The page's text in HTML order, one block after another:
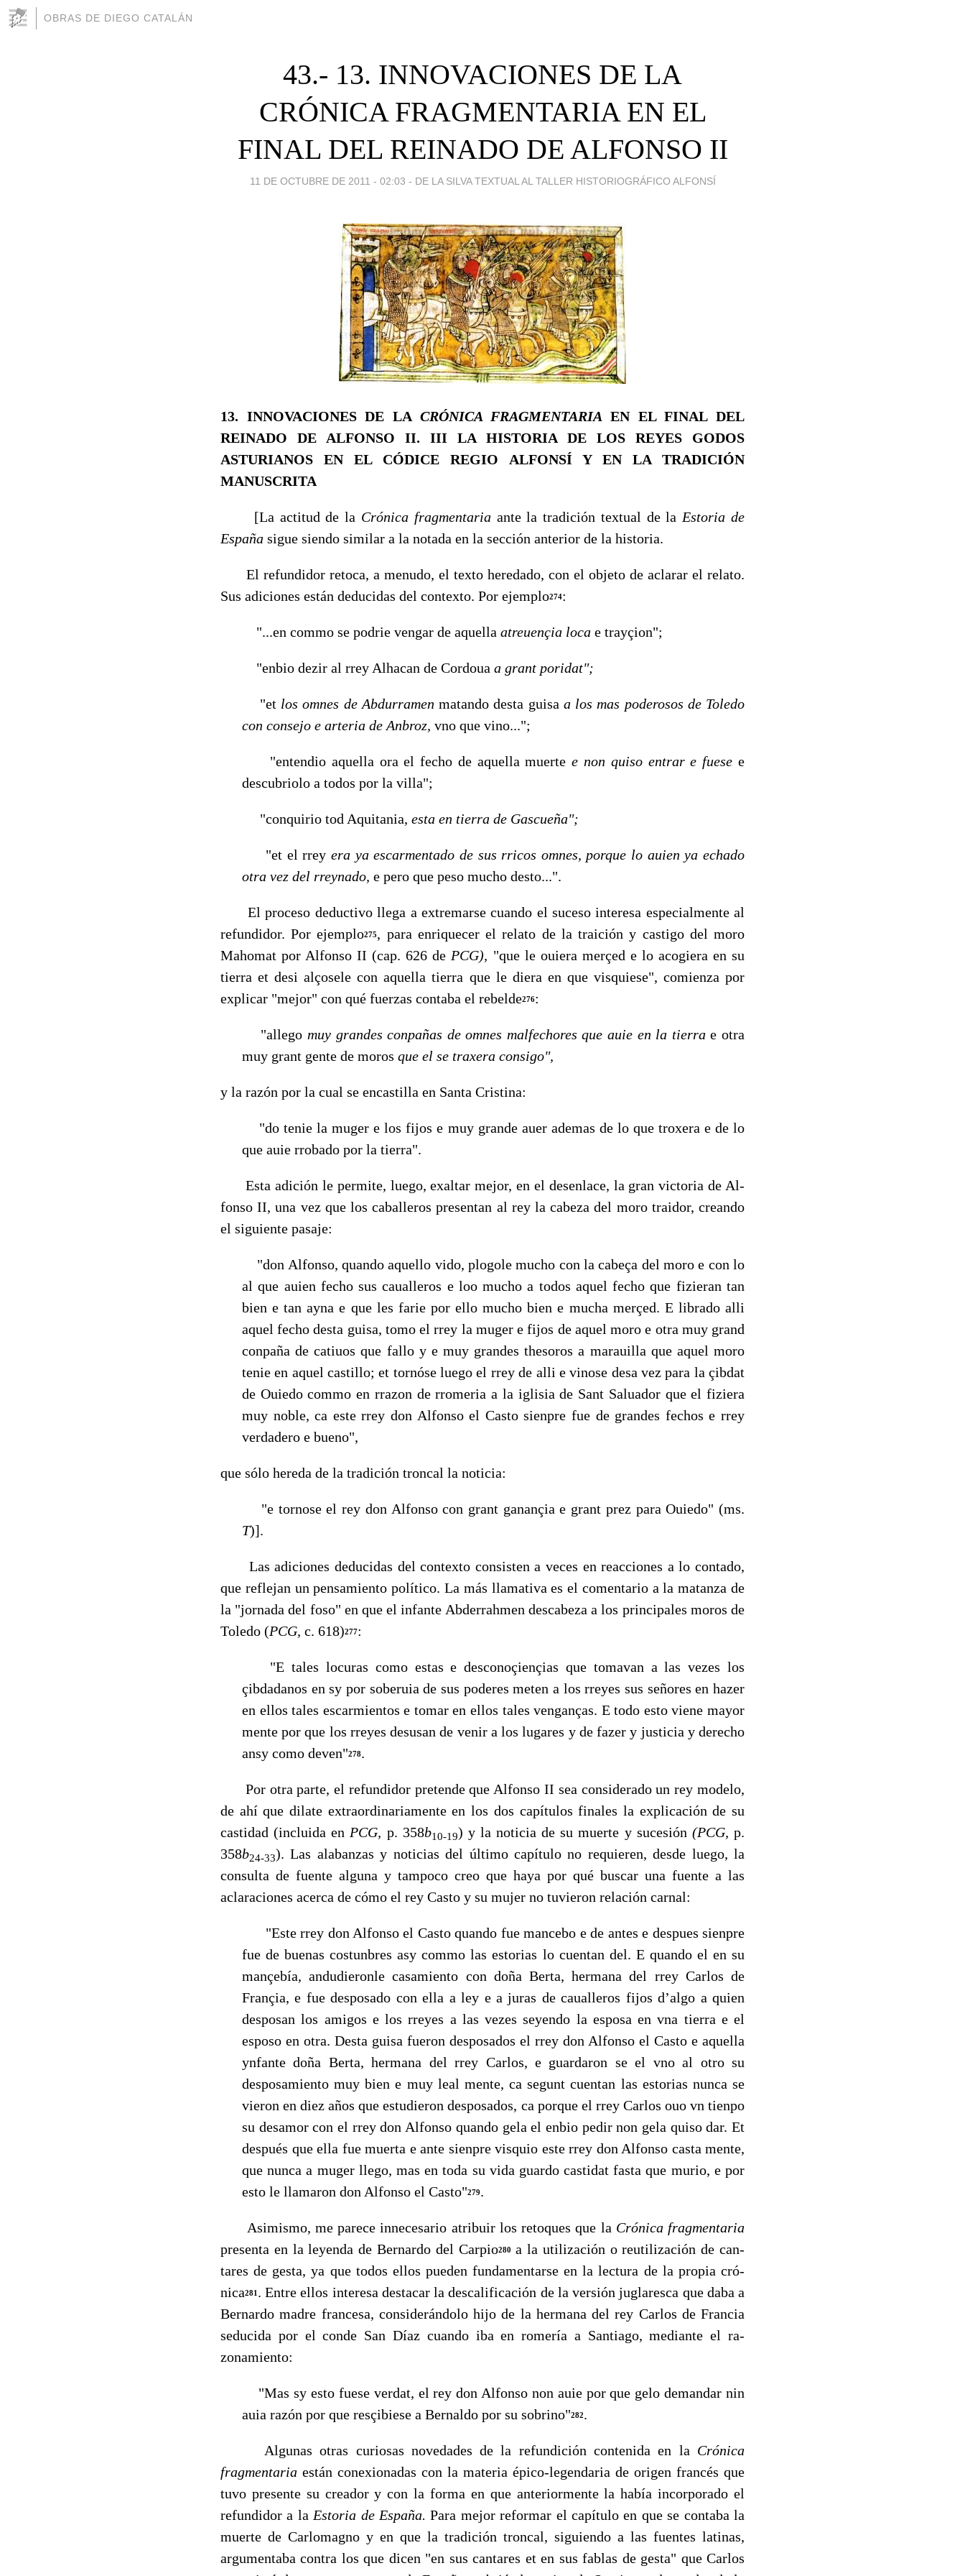
OBRAS DE DIEGO CATALÁN
43.- 13. INNOVACIONES DE LA
CRÓNICA FRAGMENTARIA EN EL
FINAL DEL REINADO DE ALFONSO II
11 DE OCTUBRE DE 2011 - 02:03 - DE LA SILVA TEXTUAL AL TALLER HISTORIOGRÁFICO ALFONSÍ
13. INNOVACIONES DE LA CRÓNICA FRAGMENTARIAEN EL FINAL DEL
REINADO DE ALFONSO II. III LA HISTORIA DE LOS REYES GODOS
ASTURIANOS
EN EL CÓDICE REGIO ALFONSÍ Y EN LA
TRADICIÓN
MANUSCRITA
[La actitud de la Crónica fragmentaria ante la tradición textual de la Estoria de
España sigue siendo similar a la notada en la sección anterior de la historia.
El refundidor retoca, a menudo, el texto heredado, con el objeto de aclarar el relato.
Sus adiciones están deducidas del contexto. Por ejemplo274:
"...en commo se podrie vengar de aquella atreuençia loca e trayçion";
"enbio dezir al rrey Alhacan de Cordoua a grant poridat";
"et los omnes de Abdurramenmatando desta guisa a los mas poderosos de Toledo
con consejo e arteria de Anbroz, vno que vino...";
"entendio aquella ora el fecho de aquella muertee non quiso entrare fuesee
descubriolo a todos por la villa";
"conquirio tod Aquitania, esta en tierra de Gascueña";
"et el rreyera ya escarmentado de sus rricos omnes, porque lo auien ya echado
otra vez del rreynado, e pero que peso mucho desto...".
El proceso deductivo llega a extremarse cuando el suceso interesa especialmente al
refundidor. Por ejemplo275, para enriquecer el relato de la traición y castigo del moro
Mahomat por Alfonso II (cap. 626 de PCG), "que le ouiera merçed e lo acogiera en su
tierra et desi alçosele con aquella tierra que le diera en que visquiese", comienza por
explicar "mejor" con qué fuerzas contaba el rebelde276:
"allego muy grandes conpañas de omnes malfechores que auie en la tie­rrae otra
muy grant gente de moros que el se traxera consigo",
y la razón por la cual se encastilla en Santa Cristina:
"do tenie la muger e los fijos e muy grande auer ademas de lo que troxera e de lo
que auie rrobado por la tierra".
Esta adición le permite, luego, exaltar mejor, en el desenlace, la gran victoria de Al­
fonso II, una vez que los caballeros presentan al rey la cabeza del moro traidor, crean­do
el siguiente pasaje:
"don Alfonso, quando aquello vido, plogole mucho con la cabeça del moro e con lo
al que auien fecho sus caualleros e loo mucho a todos aquel fecho que fizieran tan
bien e tan ayna e que les farie por ello mucho bien e mucha merçed. E librado alli
aquel fecho desta guisa, tomo el rrey la muger e fijos de aquel moro e otra muy grand
conpaña de catiuos que fallo y e muy grandes thesoros a marauilla que aquel moro
tenie en aquel castillo; et tornóse luego el rrey de alli e vinose desa vez para la çibdat
de Ouiedo commo en rrazon de rromeria a la iglisia de Sant Saluador que el fiziera
muy noble, ca este rrey don Alfonso el Casto sienpre fue de grandes fechos e rrey
verdadero e bueno",
que sólo hereda de la tradición troncal la noticia:
"e tornose el rey don Alfonso con grant ganançia e grant prez para Ouiedo" (ms.
T)].
Las adiciones deducidas del contexto consisten a veces en reacciones a lo contado,
que reflejan un pensamiento político. La más llamativa es el comentario a la matanza de
la "jornada del foso" en que el infante Abderrahmen descabeza a los principales mo­ros de
Toledo (PCG, c. 618)277:
"E tales locuras como estas e desconoçiençias que tomavan a las vezes los
çibdadanos en sy por soberuia de sus poderes meten a los rreyes sus señores en hazer
en ellos tales escarmientos e tomar en ellos tales venganças. E todo esto viene mayor
mente por que los rreyes desusan de venir a los lugares y de fazer y justicia y derecho
ansy como deven"278.
Por otra parte, el refundidor pretende que Alfonso II sea considerado un rey mode­lo,
de ahí que dilate extraordinariamente en los dos capítulos finales la explicación de su
castidad (incluida en PCG, p. 358b10-19) y la noticia de su muerte y sucesión (PCG,p.
358b24-33). Las alabanzas y noticias del último capítulo no requieren, desde luego, la
consulta de fuente alguna y tampoco creo que haya por qué buscar una fuente a las
aclaraciones acerca de cómo el rey Casto y su mujer no tuvieron relación carnal:
"Este rrey don Alfonso el Casto quando fue mancebo e de antes e despues sienpre
fue de buenas costunbres asy commo las estorias lo cuentan del. E quando el en su
mançebía, andudieronle casamiento con doña Berta, herma­na del rrey Carlos de
Françia, e fue desposado con ella a ley e a juras de caualleros fijos d’algo a quien
desposan los amigos e los rreyes a las vezes seyendo la esposa en vna tierra e el
esposo en otra. Desta guisa fueron des­posados el rrey don Alfonso el Casto e aquella
ynfante doña Berta, hermana del rrey Carlos, e guardaron se el vno al otro su
desposamiento muy bien e muy leal mente, ca segunt cuentan las estorias nunca se
vieron en diez años que estudieron desposados, ca porque el rrey Carlos ouo vn tienpo
su desa­mor con el rrey don Alfonso quando gela el enbio pedir non gela quiso dar. Et
después que ella fue muerta e ante sienpre visquio este rrey don Alfonso casta mente,
que nunca a muger llego, mas en toda su vida guardo castidat fasta que murio, e por
esto le llamaron don Alfonso el Casto"279.
Asimismo, me parece innecesario atribuir los retoques que la Crónica fragmentaria
presenta en la leyenda de Bernardo del Carpio280 a la utilización o reutilización de can­
tares de gesta, ya que todos ellos pueden fundamentarse en la lectura de la propia cró­
nica281 . Entre ellos interesa destacar la descalificación de la versión juglaresca que daba a
Bernardo madre francesa, considerándolo hijo de la hermana del rey Carlos de Fran­cia
seducida por el conde San Díaz cuando iba en romería a Santiago, mediante el ra­
zonamiento:
"Mas sy esto fuese verdat, el rey don Alfonso non auie por que gelo de­mandar nin
auia razón por que resçibiese a Bernaldo por su sobrino"282.
Algunas otras curiosas novedades de la refundición contenida en la Crónica
fragmentaria están conexionadas con la materia épico-legendaria de origen francés que
tu­vo presente su creador y con la forma en que anteriormente la había incorporado el
refundidor a la Estoria de España.Para mejor reformar el capítulo en que se contaba la
muerte de Carlomagno y en que la tradición troncal, siguiendo a las fuentes latinas,
argumentaba contra los que dicen "en sus cantares et en sus fablas de gesta" que Car­los